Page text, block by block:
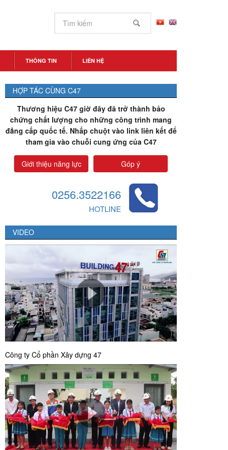
THÔNG TIN LIÊN HỆ
HỢP TÁC CÙNG C47
Thương hiệu C47 giờ đây đã trở thành bảo
chứng chất lượng cho những công trình mang
đẳng cấp quốc tế. Nhấp chuột vào link liên kết để
tham gia vào chuỗi cung ứng của C47
Giới thiệu năng lực Góp ý
0256.3522166
HOTLINE
VIDEO
Công ty Cổ phần Xây dựng 47